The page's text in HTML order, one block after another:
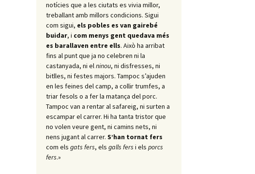
notícies que a les ciutats es vivia millor,
treballant amb millors condicions. Sigui
com sigui, els pobles es van gairebé
buidar, i com menys gent quedava més
es barallaven entre ells. Això ha arribat
fins al punt que ja no celebren ni la
castanyada, ni elninou, ni disfresses, ni
bitlles, ni festes majors. Tampoc s’ajuden
en les feines del camp, a collir trumfes, a
triar fesols o a fer la matança del porc.
Tampoc van a rentar al safareig, ni surten a
escampar el carrer. Hi ha tanta tristor que
no volen veure gent, ni camins nets, ni
nens jugant al carrer. S’han tornat fers
com els gats fers, els galls fers i els porcs
fers.»